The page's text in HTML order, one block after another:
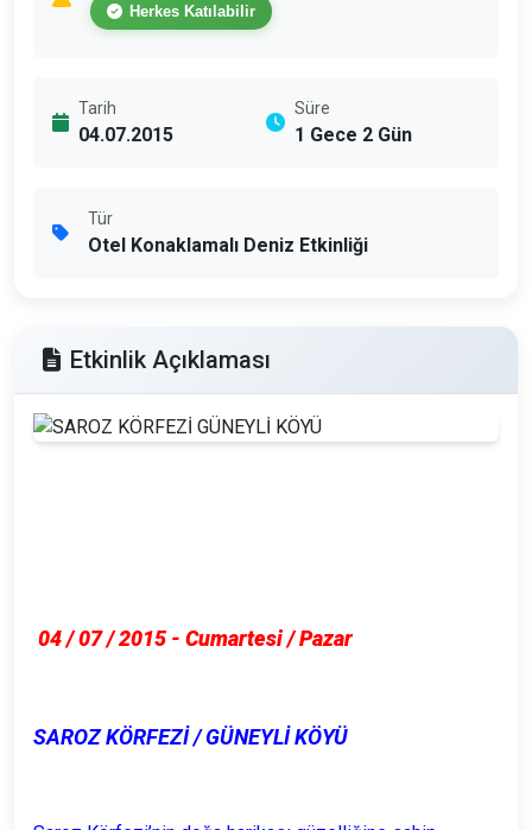
Herkes Katılabilir
Tarih
04.07.2015
Süre
1 Gece 2 Gün
Tür
Otel Konaklamalı Deniz Etkinliği
Etkinlik Açıklaması
04 / 07 / 2015 - Cumartesi / Pazar
SAROZ KÖRFEZİ / GÜNEYLİ KÖYÜ